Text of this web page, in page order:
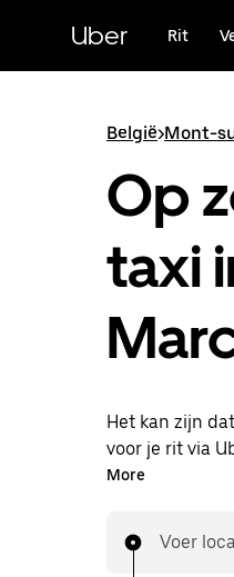
hoofdinhoudUber Rit
België>Mont-
Op
taxi
Het kan zijn
voor je rit via
profiteer je
je met een
More
Voer